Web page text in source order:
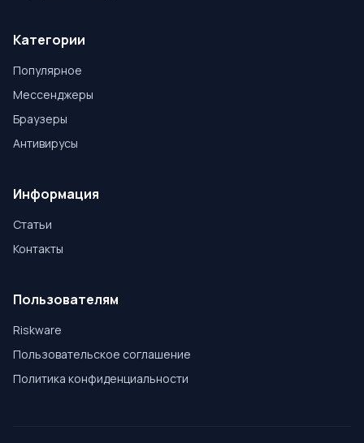
Категории
Популярное
Мессенджеры
Браузеры
Антивирусы
Информация
Статьи
Контакты
Пользователям
Riskware
Пользовательское соглашение
Политика конфиденциальности